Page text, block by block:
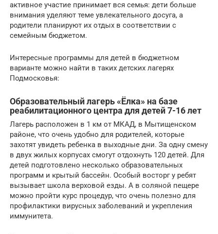
активное участие принимает вся семья: дети больше
внимания уделяют теме увлекательного досуга, а
родители планируют их отдых в соответствии с
семейным бюджетом.
Интересные программы для детей в бюджетном
варианте можно найти в таких детских лагерях
Подмосковья:
Образовательный лагерь «Ёлка» на базе
реабилитационного центра для детей 7-16 лет
Лагерь расположен в 1 км от МКАД, в Мытищенском
районе, что очень удобно для родителей, которые
захотят увидеть ребенка в выходные дни. За одну смену
в двух жилых корпусах смогут отдохнуть 120 детей. Для
детей подготовлено несколько образовательных
программ и крытый бассейн. Особый восторг у ребят
вызывает школа верховой езды. А в соляной пещере
можно пройти курс процедур, что очень полезно для
профилактики вирусных заболеваний и укрепления
иммунитета.